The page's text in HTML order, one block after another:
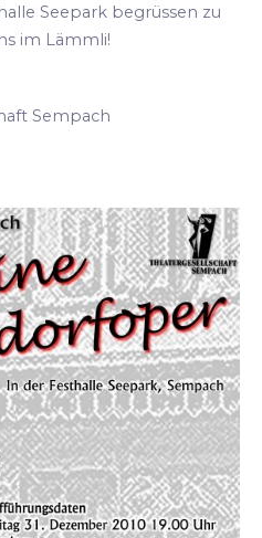
Seepark begrüssen zu
im Lämmli!
Sempach